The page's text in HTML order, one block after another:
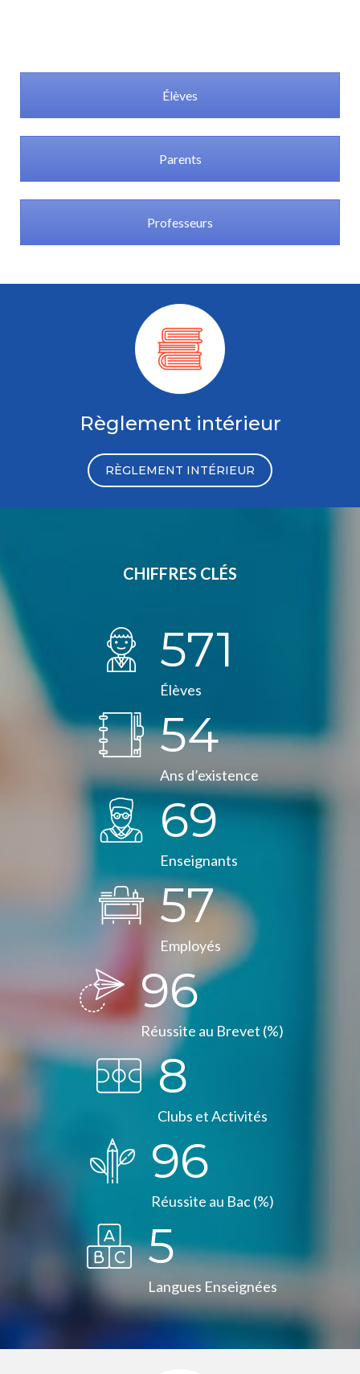
Élèves
Parents
Professeurs
Règlement intérieur
RÈGLEMENT INTÉRIEUR
CHIFFRES CLÉS
574
Élèves
55
Ans d’existence
70
Enseignants
58
Employés
97
Réussite au Brevet (%)
8
Clubs et Activités
97
Réussite au Bac (%)
5
Langues Enseignées